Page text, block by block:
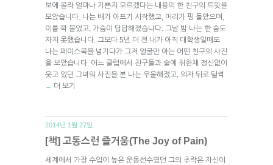
보에 올라 얼마나 기쁜지 모르겠다는 내용의 한 친구의 트윗을
보았습니다. 나는 배가 아프기 시작했고, 머리가 핑 돌았으며,
이를 꽉 물었고, 가슴이 답답해졌습니다. 그날 밤 나는 한 숨도
자지 못했습니다. 그보다 5년 더 전 내가 아직 대학생일때도
나는 페이스북을 넘기다가 그저 얼굴만 아는 어떤 친구의 사진
을 보았습니다. 어느 클럽에서 친구들과 술에 취한채 정신없이
웃고 있던 그녀의 사진을 본 나는 우울해졌고, 의자 뒤로 털썩
→ 더 보기
2014년 1월 27일.
[책] 고통스런 즐거움(The Joy of Pain)
세계에서 가장 수입이 높은 운동선수였던 그의 추락은 자신이